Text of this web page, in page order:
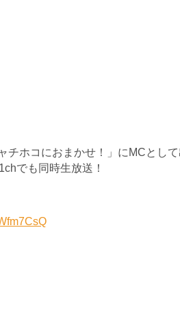
ホコにおまかせ！」にMCとして
でも同時生放送！